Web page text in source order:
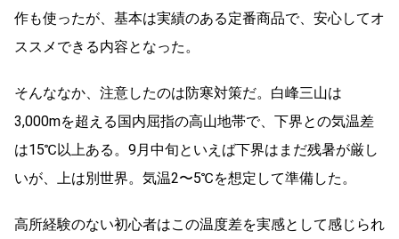
作も使ったが、基本は実績のある定番商品で、安心してオ
ススメできる内容となった。
そんななか、注意したのは防寒対策だ。白峰三山は
3,000mを超える国内屈指の高山地帯で、下界との気温差
は15℃以上ある。9月中旬といえば下界はまだ残暑が厳し
いが、上は別世界。気温2〜5℃を想定して準備した。
高所経験のない初心者はこの温度差を実感として感じられ